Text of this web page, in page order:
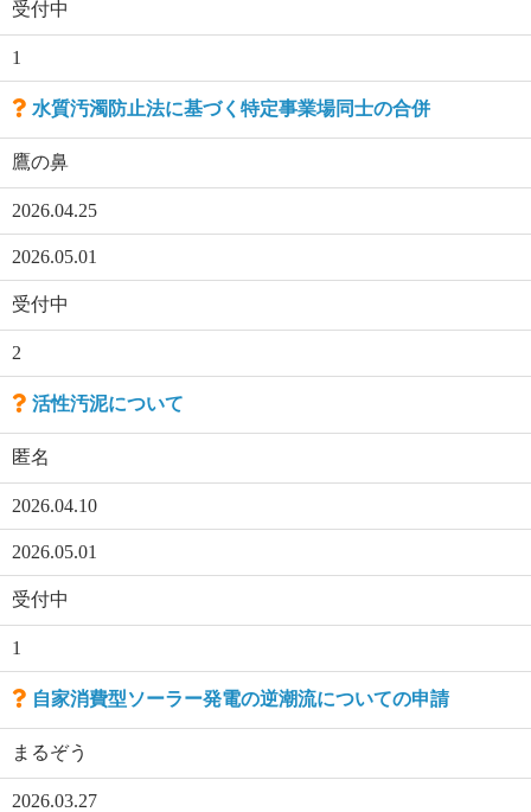
受付中
1
水質汚濁防止法に基づく特定事業場同士の合併
鷹の鼻
2026.04.25
2026.05.01
受付中
2
活性汚泥について
匿名
2026.04.10
2026.05.01
受付中
1
自家消費型ソーラー発電の逆潮流についての申請
まるぞう
2026.03.27